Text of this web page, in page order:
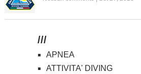
///
APNEA
ATTIVITA' DIVING